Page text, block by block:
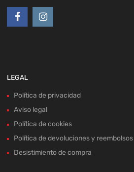
LEGAL
Política de privacidad
Aviso legal
Política de cookies
Política de devoluciones y reembolsos
Desistimiento de compra